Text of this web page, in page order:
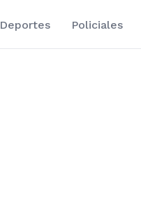
Deportes Policiales